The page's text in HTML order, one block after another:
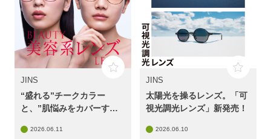
JINS
“盛れる”チークカラー
と、”肌悩みをカバーす
JINS「美容系レンズ™」に
2026.06.11
JINS
太陽光を操るレンズ。「可
視光調光レンズ」新発売！
2026.06.10